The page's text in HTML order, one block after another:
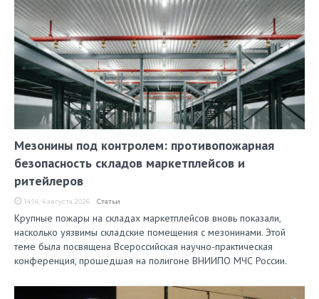
Мезонины под контролем: противопожарная
безопасность складов маркетплейсов и
ритейлеров
14:14, 4 августа 2026 Статьи
Крупные пожары на складах маркетплейсов вновь показали,
насколько уязвимы складские помещения с мезонинами. Этой
теме была посвящена Всероссийская научно-практическая
конференция, прошедшая на полигоне ВНИИПО МЧС России.